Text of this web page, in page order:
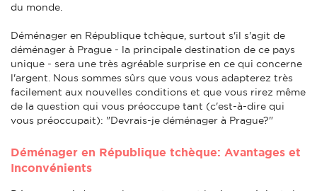
du monde.
Déménager en République tchèque, surtout s'il s'agit de
déménager à Prague - la principale destination de ce pays
unique - sera une très agréable surprise en ce qui concerne
l'argent. Nous sommes sûrs que vous vous adapterez très
facilement aux nouvelles conditions et que vous rirez même
de la question qui vous préoccupe tant (c'est-à-dire qui
vous préoccupait): "Devrais-je déménager à Prague?"
Déménager en République tchèque: Avantages et
Inconvénients